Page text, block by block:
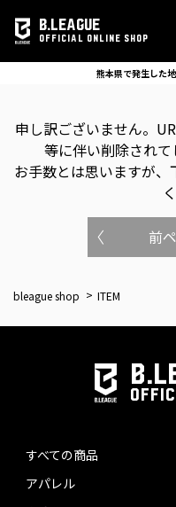
B.LEAGUE
OFFICIAL ONLINE SHOP
熊本県で発生した
申し訳ございません。
等に伴い削除されて
お手数とは思いますが
前
bleague shop ITEM
すべての商品
アパレル